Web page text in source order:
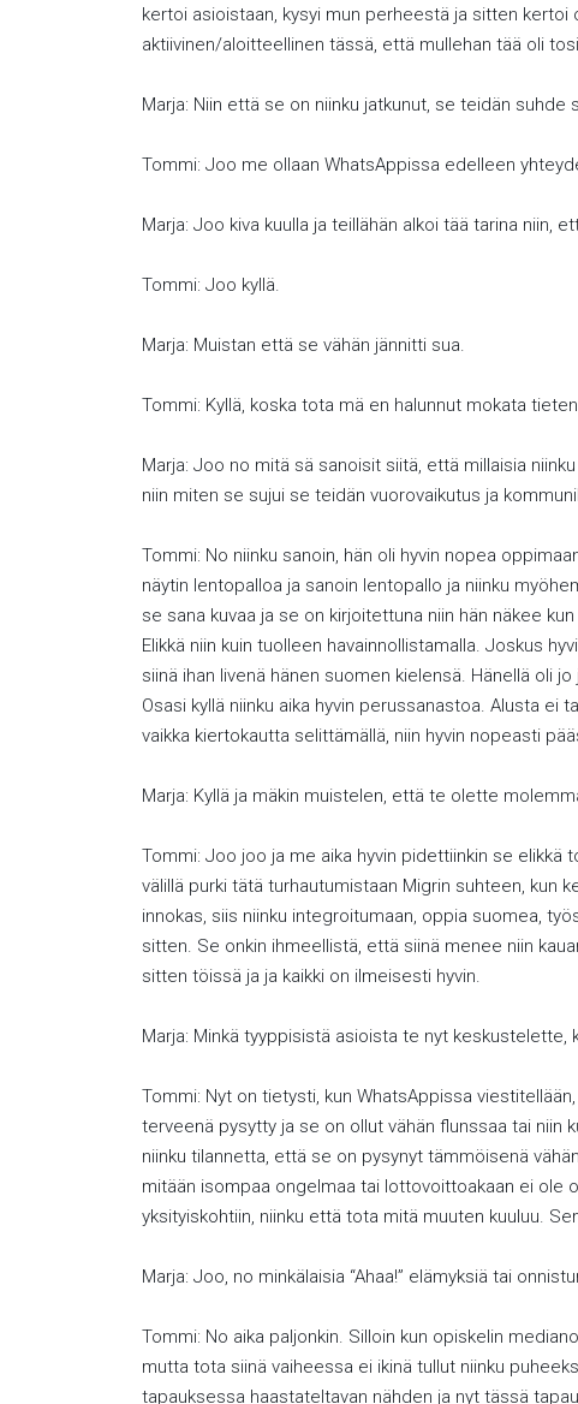
kertoi asioistaan, kysyi mun perheestä ja sitten
aktiivinen/aloitteellinen tässä, että mullehan tää oli
Marja: Niin että se on niinku jatkunut, se teidän suhde
Tommi: Joo me ollaan WhatsAppissa edelleen
Marja: Joo kiva kuulla ja teillähän alkoi tää tarina niin,
Tommi: Joo kyllä.
Marja: Muistan että se vähän jännitti sua.
Tommi: Kyllä, koska tota mä en halunnut mokata
Marja: Joo no mitä sä sanoisit siitä, että millaisia
niin miten se sujui se teidän vuorovaikutus ja
Tommi: No niinku sanoin, hän oli hyvin nopea
näytin lentopalloa ja sanoin lentopallo ja niinku
se sana kuvaa ja se on kirjoitettuna niin hän näkee
Elikkä niin kuin tuolleen havainnollistamalla. Joskus
siinä ihan livenä hänen suomen kielensä. Hänellä oli
Osasi kyllä niinku aika hyvin perussanastoa. Alusta ei
vaikka kiertokautta selittämällä, niin hyvin nopeasti
Marja: Kyllä ja mäkin muistelen, että te olette
Tommi: Joo joo ja me aika hyvin pidettiinkin se elikkä
välillä purki tätä turhautumistaan Migrin suhteen, kun
innokas, siis niinku integroitumaan, oppia suomea,
sitten. Se onkin ihmeellistä, että siinä menee niin
sitten töissä ja ja kaikki on ilmeisesti hyvin.
Marja: Minkä tyyppisistä asioista te nyt keskustelette,
Tommi: Nyt on tietysti, kun WhatsAppissa
terveenä pysytty ja se on ollut vähän flunssaa tai
niinku tilannetta, että se on pysynyt tämmöisenä
mitään isompaa ongelmaa tai lottovoittoakaan ei ole
yksityiskohtiin, niinku että tota mitä muuten kuuluu.
Marja: Joo, no minkälaisia “Ahaa!” elämyksiä tai
Tommi: No aika paljonkin. Silloin kun opiskelin
mutta tota siinä vaiheessa ei ikinä tullut niinku
tapauksessa haastateltavan nähden ja nyt tässä